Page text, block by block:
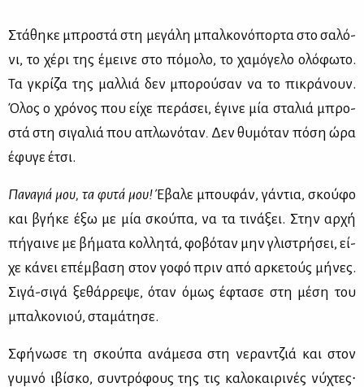
Στά­θη­κε μπρο­στά στη με­γά­λη μπαλ­κο­νό­πορ­τα στο σα­λό­
νι, το χέ­ρι της έμει­νε στο πό­μο­λο, το χα­μό­γε­λο ολό­φω­το.
Τα γκρί­ζα της μαλ­λιά δεν μπο­ρού­σαν να το πι­κρά­νουν.
Όλος ο χρό­νος που εί­χε πε­ρά­σει, έγι­νε μία στα­λιά μπρο­
στά στη σι­γα­λιά που απλω­νό­ταν. Δεν θυ­μό­ταν πό­ση ώρα
έφυ­γε έτσι.
Πα­να­γιά μου, τα φυ­τά μου!Έβα­λε μπου­φάν, γά­ντια, σκού­φο
και βγή­κε έξω με μία σκού­πα, να τα τι­νά­ξει. Στην αρ­χή
πή­γαι­νε με βή­μα­τα κολ­λη­τά, φο­βό­ταν μην γλι­στρή­σει, εί­
χε κά­νει επέμ­βα­ση στον γο­φό πριν από αρ­κε­τούς μή­νες.
Σι­γά-σι­γά ξε­θάρ­ρε­ψε, όταν όμως έφτα­σε στη μέ­ση του
μπαλ­κο­νιού, στα­μά­τη­σε.
Σφή­νω­σε τη σκού­πα ανά­με­σα στη νε­ραν­τζιά και στον
γυ­μνό ιβί­σκο, συ­ντρό­φους της τις κα­λο­και­ρι­νές νύ­χτες∙